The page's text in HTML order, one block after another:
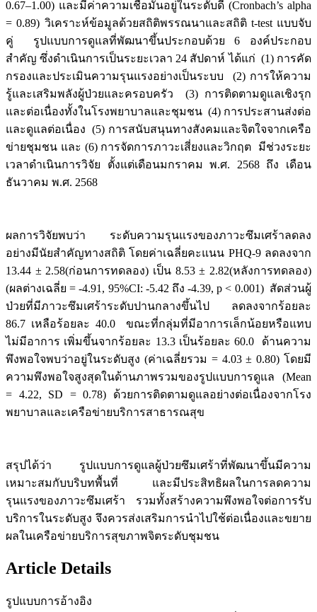
0.67–1.00) และมีค่าความเชื่อมั่นอยู่ในระดับดี (Cronbach’s alpha
= 0.89) วิเคราะห์ข้อมูลด้วยสถิติพรรณนาและสถิติ t-test แบบจับ
คู่ รูปแบบการดูแลที่พัฒนาขึ้นประกอบด้วย 6 องค์ประกอบ
สำคัญ ซึ่งดำเนินการเป็นระยะเวลา 24 สัปดาห์ ได้แก่ (1) การคัด
กรองและประเมินความรุนแรงอย่างเป็นระบบ (2) การให้ความ
รู้และเสริมพลังผู้ป่วยและครอบครัว (3) การติดตามดูแลเชิงรุก
และต่อเนื่องทั้งในโรงพยาบาลและชุมชน (4) การประสานส่งต่อ
และดูแลต่อเนื่อง (5) การสนับสนุนทางสังคมและจิตใจจากเครือ
ข่ายชุมชน และ (6) การจัดการภาวะเสี่ยงและวิกฤต มีช่วงระยะ
เวลาดำเนินการวิจัย ตั้งแต่เดือนมกราคม พ.ศ. 2568 ถึง เดือน
ธันวาคม พ.ศ. 2568
ผลการวิจัยพบว่า ระดับความรุนแรงของภาวะซึมเศร้าลดลง
อย่างมีนัยสำคัญทางสถิติ โดยค่าเฉลี่ยคะแนน PHQ-9 ลดลงจาก
13.44 ± 2.58(ก่อนการทดลอง) เป็น 8.53 ± 2.82(หลังการทดลอง)
(ผลต่างเฉลี่ย = -4.91, 95%CI: -5.42 ถึง -4.39, p < 0.001) สัดส่วนผู้
ป่วยที่มีภาวะซึมเศร้าระดับปานกลางขึ้นไป ลดลงจากร้อยละ
86.7 เหลือร้อยละ 40.0 ขณะที่กลุ่มที่มีอาการเล็กน้อยหรือแทบ
ไม่มีอาการ เพิ่มขึ้นจากร้อยละ 13.3 เป็นร้อยละ 60.0 ด้านความ
พึงพอใจพบว่าอยู่ในระดับสูง (ค่าเฉลี่ยรวม = 4.03 ± 0.80) โดยมี
ความพึงพอใจสูงสุดในด้านภาพรวมของรูปแบบการดูแล (Mean
= 4.22, SD = 0.78) ด้วยการติดตามดูแลอย่างต่อเนื่องจากโรง
พยาบาลและเครือข่ายบริการสาธารณสุข
สรุปได้ว่า รูปแบบการดูแลผู้ป่วยซึมเศร้าที่พัฒนาขึ้นมีความ
เหมาะสมกับบริบทพื้นที่ และมีประสิทธิผลในการลดความ
รุนแรงของภาวะซึมเศร้า รวมทั้งสร้างความพึงพอใจต่อการรับ
บริการในระดับสูง จึงควรส่งเสริมการนำไปใช้ต่อเนื่องและขยาย
ผลในเครือข่ายบริการสุขภาพจิตระดับชุมชน
Article Details
รูปแบบการอ้างอิง